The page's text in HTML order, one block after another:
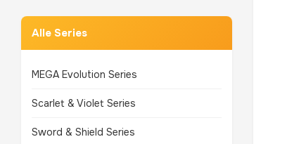
Alle Series
MEGA Evolution Series
Scarlet & Violet Series
Sword & Shield Series